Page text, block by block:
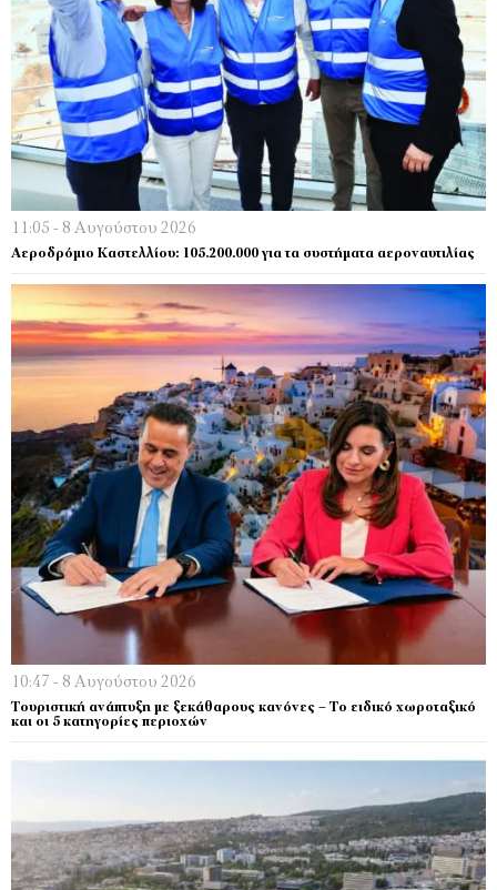
11:05 - 8 Αυγούστου 2026
Αεροδρόμιο Καστελλίου: 105.200.000 για τα συστήματα αεροναυτιλίας
10:47 - 8 Αυγούστου 2026
Τουριστική ανάπτυξη με ξεκάθαρους κανόνες – Το ειδικό χωροταξικό
και οι 5 κατηγορίες περιοχών